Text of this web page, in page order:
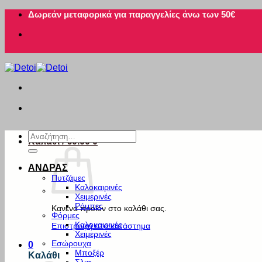
Μετάβαση
περιεχόμενο
Δωρεάν μεταφορικά για παραγγελίες άνω των 50€
Καλάθι /€0.00 0
Κανένα προϊόν στο καλάθι σας.
Επιστροφή στο κατάστημα
0
Καλάθι
Αναζήτηση
για:
ΑΝΔΡΑΣ
Πυτζάμες
Καλοκαιρινές
Χειμερινές
Ρόμπες
Φόρμες
Καλοκαιρινές
Χειμερινές
Εσώρουχα
Μποξέρ